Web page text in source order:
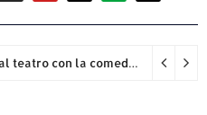
Joealis Filippetti regresa al teatro con la comedia “Una Cristiana Rookie… ¡Qué Papelón!”